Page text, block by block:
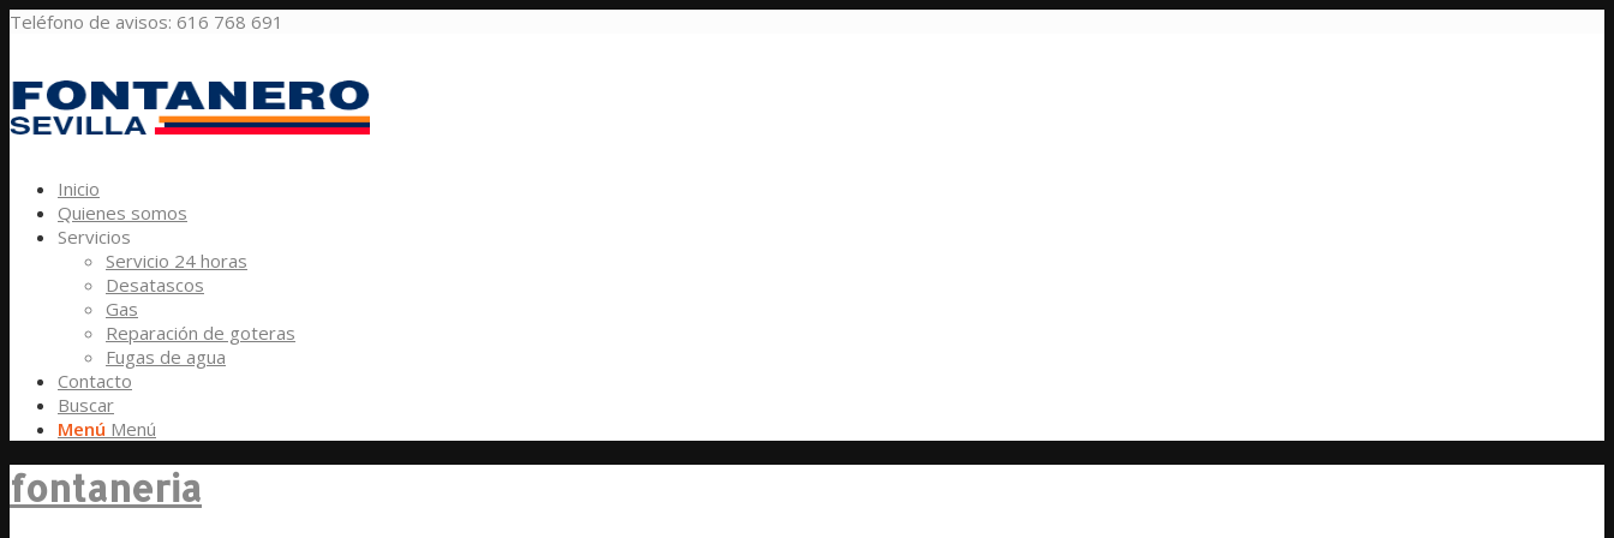
Teléfono de avisos: 616 768 691
Inicio
Quienes somos
Servicios
Servicio 24 horas
Desatascos
Gas
Reparación de goteras
Fugas de agua
Contacto
Buscar
Menú Menú
fontaneria